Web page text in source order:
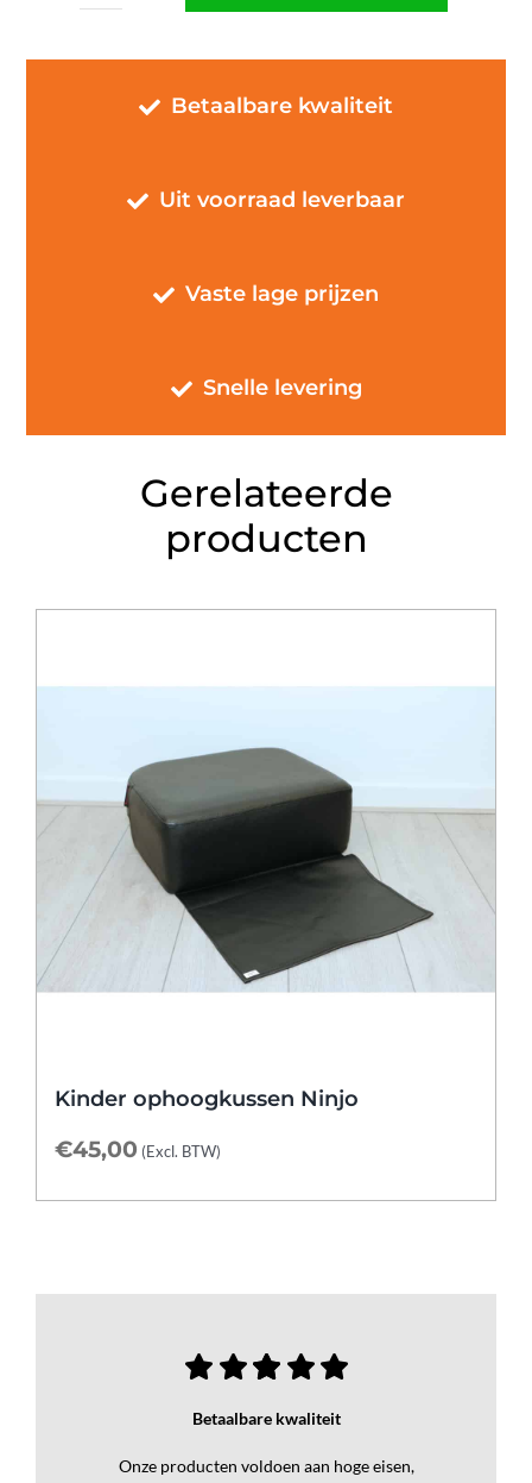
aantal
Betaalbare kwaliteit
Uit voorraad leverbaar
Vaste lage prijzen
Snelle levering
Gerelateerde
producten
Kinder ophoogkussen Ninjo
€45,00 (Excl. BTW)
Betaalbare kwaliteit
Onze producten voldoen aan hoge eisen,